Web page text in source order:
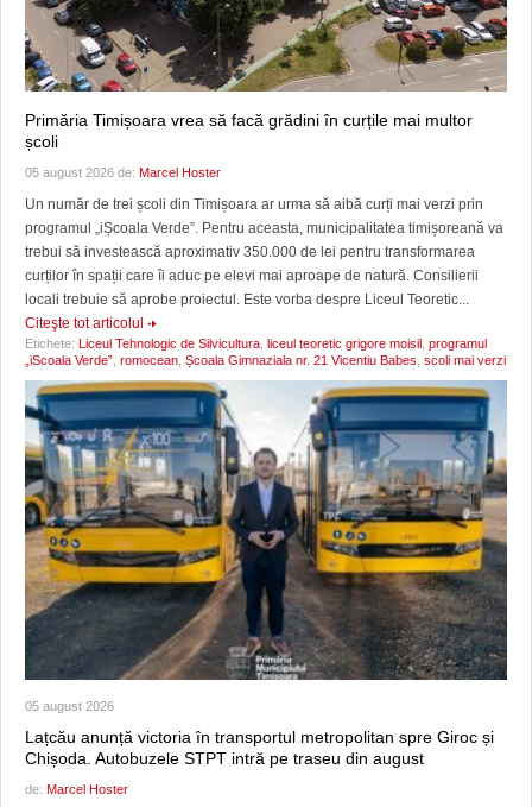
Primăria Timișoara vrea să facă grădini în curțile mai multor
școli
05 august 2026 de: Marcel Hoster
Un număr de trei școli din Timișoara ar urma să aibă curți mai verzi prin
programul „iȘcoala Verde”. Pentru aceasta, municipalitatea timișoreană va
trebui să investească aproximativ 350.000 de lei pentru transformarea
curților în spații care îi aduc pe elevi mai aproape de natură. Consilierii
locali trebuie să aprobe proiectul. Este vorba despre Liceul Teoretic...
Citeşte tot articolul
Etichete: Liceul Tehnologic de Silvicultura liceul teoretic grigore moisil programul
„iScoala Verde” romocean Școala Gimnaziala nr. 21 Vicentiu Babes scoli mai verzi
05 august 2026
Lațcău anunță victoria în transportul metropolitan spre Giroc și
Chișoda. Autobuzele STPT intră pe traseu din august
de: Marcel Hoster